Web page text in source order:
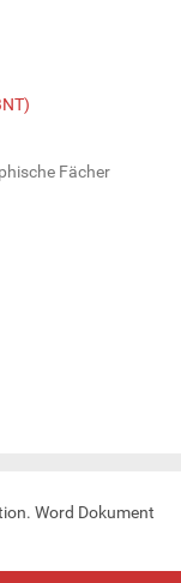
Fächer
Word Dokument